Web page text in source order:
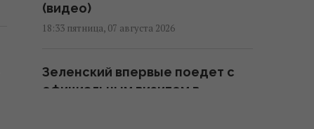
(видео)
18:33 пятница, 07 августа 2026
Зеленский впервые поедет с
официальным визитом в